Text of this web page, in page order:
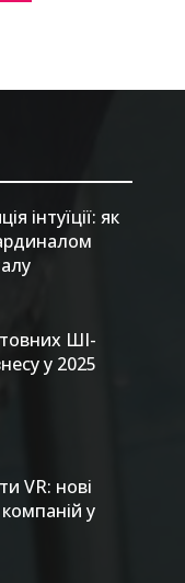
інтуїції: як
ШІ-
у 2025
VR: нові
у